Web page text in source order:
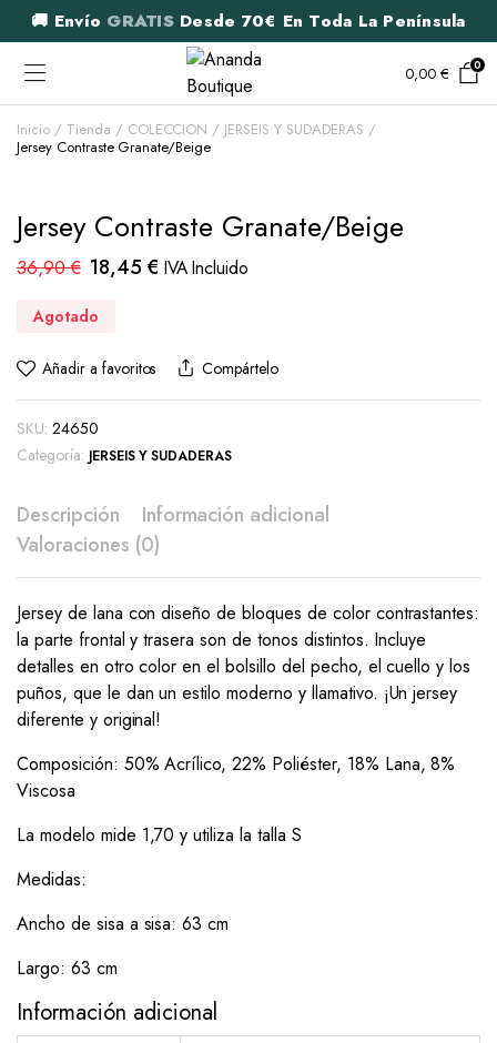
🚚 Envío GRATISDesde 70€ En Toda La Península
0,00 € 0
Inicio Tienda COLECCION
JERSEIS Y SUDADERAS
Jersey Contraste Granate/Beige
Jersey Contraste Granate/Beige
36,90€ El
original
era:
18,45 €El
18,45 €.
IVA Incluido
Agotado
Añadir a favoritos Compártelo
SKU: 24650
Categoría: JERSEIS Y SUDADERAS
Descripción
Información adicional
Valoraciones (0)
Jersey de lana con diseño de bloques de color contrastantes:
la parte frontal y trasera son de tonos distintos. Incluye
detalles en otro color en el bolsillo del pecho, el cuello y los
puños, que le dan un estilo moderno y llamativo. ¡Un jersey
diferente y original!
Composición: 50% Acrílico, 22% Poliéster, 18% Lana, 8%
Viscosa
La modelo mide 1,70 y utiliza la talla S
Medidas:
Ancho de sisa a sisa: 63 cm
Largo: 63 cm
Información adicional